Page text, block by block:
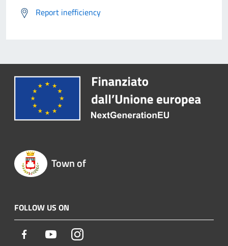
Report inefficiency
Town of
FOLLOW US ON
Facebook YoutubeInstagram